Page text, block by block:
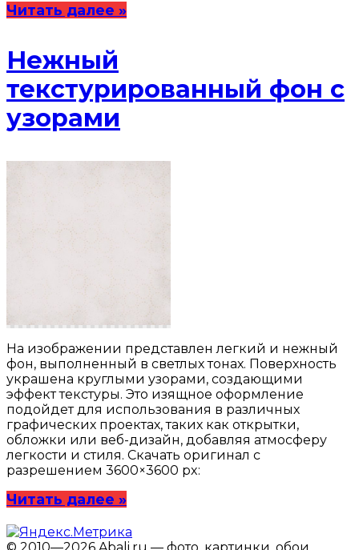
Читать далее »
Нежный
текстурированный фон с
узорами
На изображении представлен легкий и нежный
фон, выполненный в светлых тонах. Поверхность
украшена круглыми узорами, создающими
эффект текстуры. Это изящное оформление
подойдет для использования в различных
графических проектах, таких как открытки,
обложки или веб-дизайн, добавляя атмосферу
легкости и стиля. Скачать оригинал с
разрешением 3600×3600 px:
Читать далее »